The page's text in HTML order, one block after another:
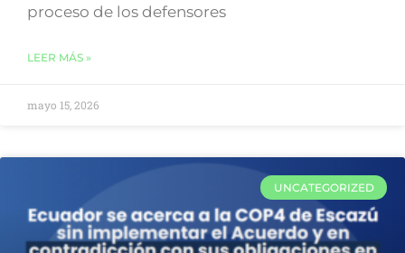
proceso de los defensores
LEER MÁS »
mayo 15, 2026
UNCATEGORIZED